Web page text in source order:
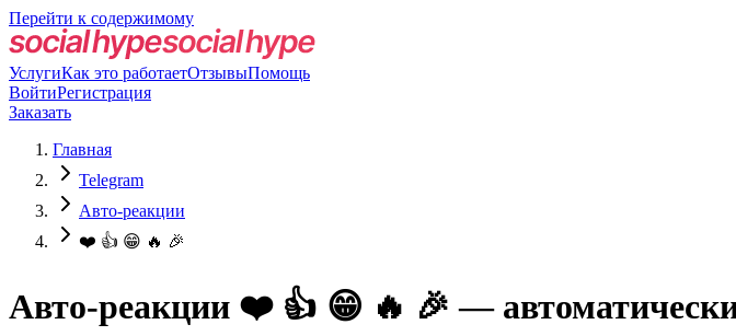
Перейти к содержимому
УслугиКак это работаетОтзывыПомощь
ВойтиРегистрация
Заказать
Главная
Telegram
Авто-реакции
❤️ 👍 😁 🔥 🎉
Авто-реакции ❤️ 👍 😁 🔥 🎉 —